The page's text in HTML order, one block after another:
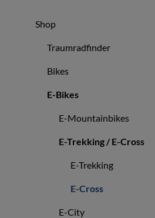
Shop
Traumradfinder
Bikes
E-Bikes
E-Mountainbikes
E-Trekking / E-Cross
E-Trekking
E-Cross
E-City